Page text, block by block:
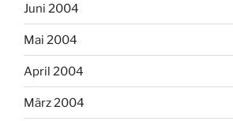
Juni 2004
Mai 2004
April 2004
März 2004